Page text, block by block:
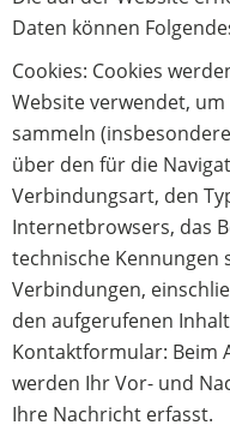
Daten können
Cookies: Cookies
Website verwendet,
sammeln
über den für die
Verbindungsart, den
Internetbrowsers, das
technische Kennungen
Verbindungen,
den aufgerufenen
Kontaktformular: Beim
werden Ihr Vor- und
Ihre Nachricht erfasst.